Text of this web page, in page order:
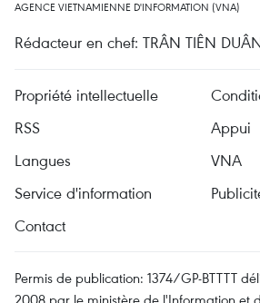
AGENCE VIETNAMIENNE D'INFORMATION (VNA)
Rédacteur en chef: TRÂN TIÊN
Propriété intellectuelle
RSS
Appui
Langues
VNA
Service d'information
Contact
Permis de publication: 1374/GP-BTTTT